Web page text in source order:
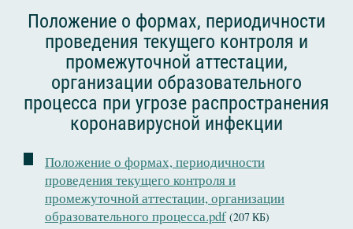
Положение о формах, периодичности
проведения текущего контроля и
промежуточной аттестации,
организации образовательного
процесса при угрозе распространения
коронавирусной инфекции
Положение о формах, периодичности
проведения текущего контроля и
промежуточной аттестации, организации
образовательного процесса.pdf (207 КБ)